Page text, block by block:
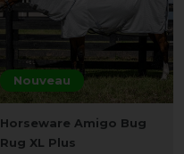
Nouveau
Horseware Amigo Bug
Rug XL Plus